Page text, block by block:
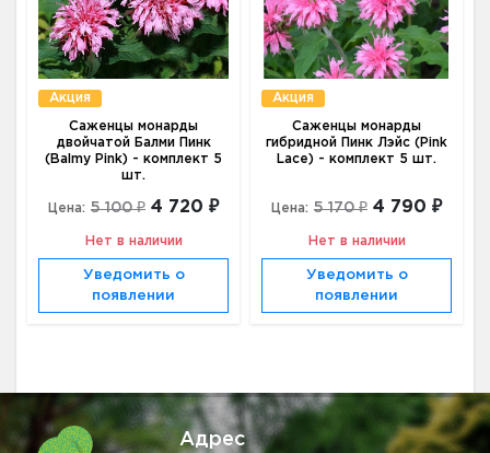
Акция
Cаженцы монарды
двойчатой Балми Пинк
(Balmy Pink) - комплект 5
шт.
Цена: 5 100 ₽ 4 720 ₽
Нет в наличии
Уведомить о
появлении
Акция
Cаженцы монарды
гибридной Пинк Лэйс (Pink
Lace) - комплект 5 шт.
Цена: 5 170 ₽ 4 790 ₽
Нет в наличии
Уведомить о
появлении
Адрес